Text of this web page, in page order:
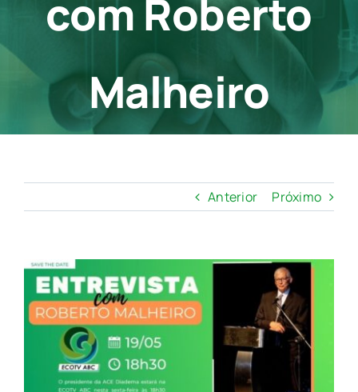
Contato
com Roberto
Malheiro
Anterior Próximo
View
Larger
Image